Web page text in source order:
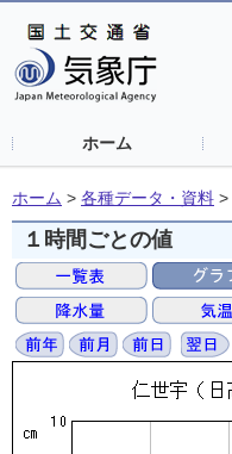
ホーム
ホーム > 各種データ・資料 >
１時間ごとの値